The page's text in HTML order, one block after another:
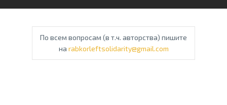
По всем вопросам (в т.ч. авторства) пишите
на rabkorleftsolidarity@gmail.com